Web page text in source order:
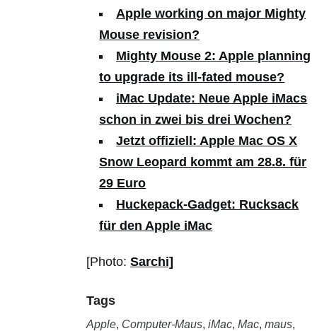
Apple working on major Mighty
Mouse revision?
Mighty Mouse 2: Apple planning
to upgrade its ill-fated mouse?
iMac Update: Neue Apple iMacs
schon in zwei bis drei Wochen?
Jetzt offiziell: Apple Mac OS X
Snow Leopard kommt am 28.8. für
29 Euro
Huckepack-Gadget: Rucksack
für den Apple iMac
[Photo:Sarchi]
Tags
Apple, Computer-Maus,iMac,Mac,maus,